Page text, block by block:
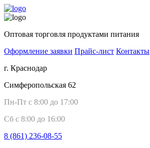
Оптовая торговля продуктами питания
Оформление заявки Прайс-лист Контакты
г. Краснодар
Симферопольская 62
Пн-Пт с 8:00 до 17:00
Сб с 8:00 до 16:00
8 (861) 236-08-55